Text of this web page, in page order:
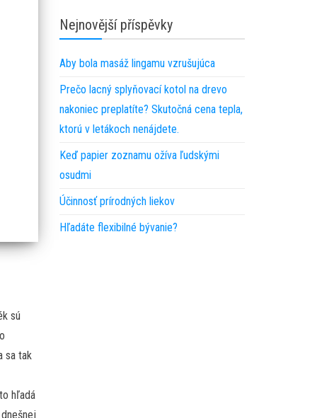
sú
sa tak
hľadá
Nejnovější příspěvky
Aby bola masáž lingamu vzrušujúca
Prečo lacný splyňovací kotol na drevo
nakoniec preplatíte? Skutočná cena tepla,
ktorú v letákoch nenájdete.
Keď papier zoznamu ožíva ľudskými
osudmi
Účinnosť prírodných liekov
Hľadáte flexibilné bývanie?